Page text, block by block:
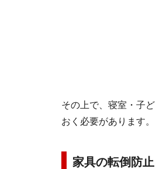
その上で、寝室・子
おく必要があります。
家具の転倒防